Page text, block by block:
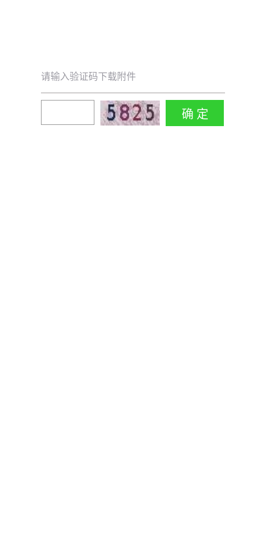
请输入验证码下载附件